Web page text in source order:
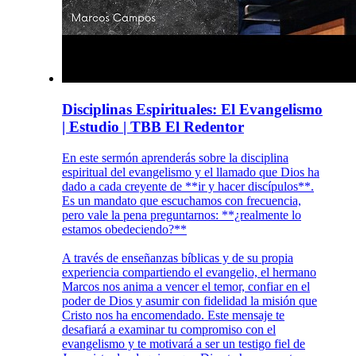
Disciplinas Espirituales: El Evangelismo
| Estudio | TBB El Redentor
En este sermón aprenderás sobre la disciplina
espiritual del evangelismo y el llamado que Dios ha
dado a cada creyente de **ir y hacer discípulos**.
Es un mandato que escuchamos con frecuencia,
pero vale la pena preguntarnos: **¿realmente lo
estamos obedeciendo?**
A través de enseñanzas bíblicas y de su propia
experiencia compartiendo el evangelio, el hermano
Marcos nos anima a vencer el temor, confiar en el
poder de Dios y asumir con fidelidad la misión que
Cristo nos ha encomendado. Este mensaje te
desafiará a examinar tu compromiso con el
evangelismo y te motivará a ser un testigo fiel de